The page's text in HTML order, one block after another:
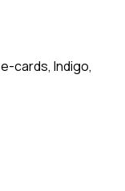
cards, Indigo,